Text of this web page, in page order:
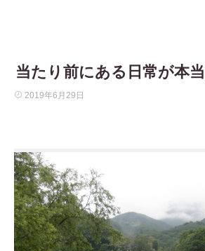
当たり前にある日常が本
2019年6月29日